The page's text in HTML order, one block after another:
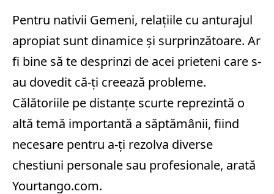
Pentru nativii Gemeni, relațiile cu anturajul
apropiat sunt dinamice și surprinzătoare. Ar
fi bine să te desprinzi de acei prieteni care s-
au dovedit că-ți creează probleme.
Călătoriile pe distanțe scurte reprezintă o
altă temă importantă a săptămânii, fiind
necesare pentru a-ți rezolva diverse
chestiuni personale sau profesionale, arată
Yourtango.com.